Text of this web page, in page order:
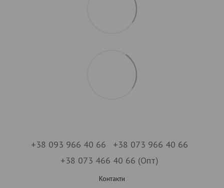
+38 093 966 40 66
+38 073 966 40 66
+38 073 466 40 66 (Опт)
Контакти